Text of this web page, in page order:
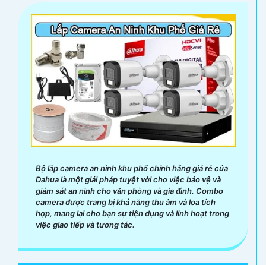
Bộ lắp camera an ninh khu phố chính hãng giá rẻ của
Dahua là một giải pháp tuyệt vời cho việc bảo vệ và
giám sát an ninh cho văn phòng và gia đình. Combo
camera được trang bị khả năng thu âm và loa tích
hợp, mang lại cho bạn sự tiện dụng và linh hoạt trong
việc giao tiếp và tương tác.